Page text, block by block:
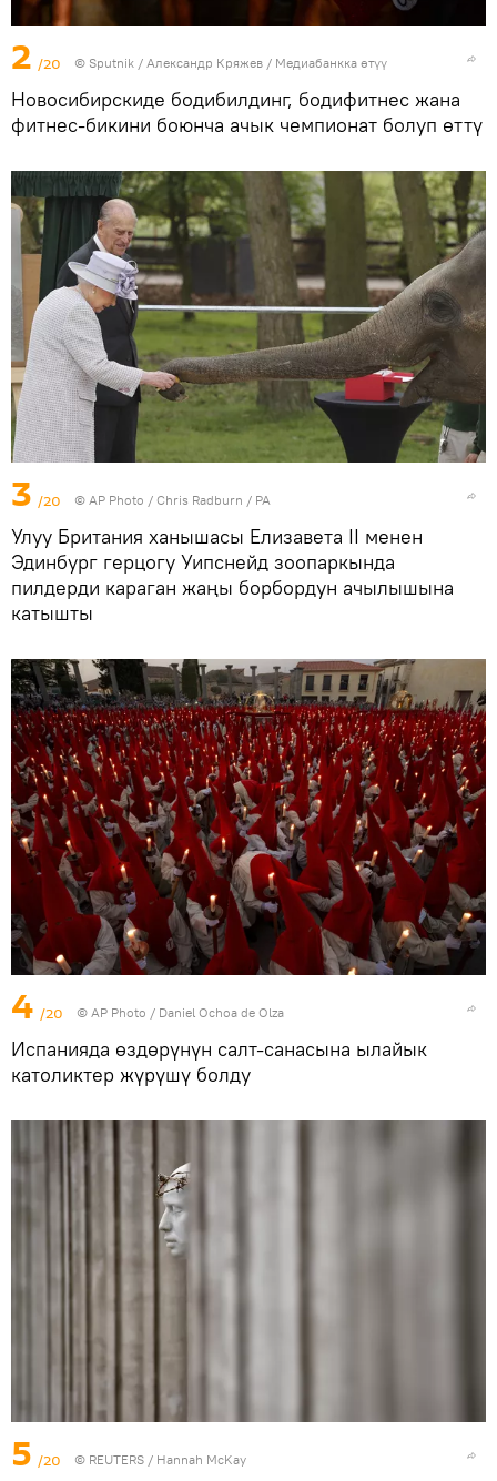
2 /20 © Sputnik / Александр Кряжев / Медиабанкка өтүү
Новосибирскиде бодибилдинг, бодифитнес жана
фитнес-бикини боюнча ачык чемпионат болуп өттү
3 /20 © AP Photo / Chris Radburn / PA
Улуу Британия ханышасы Елизавета II менен
Эдинбург герцогу Уипснейд зоопаркында
пилдерди караган жаңы борбордун ачылышына
катышты
4 /20 © AP Photo / Daniel Ochoa de Olza
Испанияда өздөрүнүн салт-санасына ылайык
католиктер жүрүшү болду
5 /20 © REUTERS / Hannah McKay